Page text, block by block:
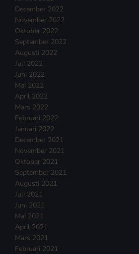
December 2022
November 2022
Oktober 2022
September 2022
Augusti 2022
Juli 2022
Juni 2022
Maj 2022
April 2022
Mars 2022
Februari 2022
Januari 2022
December 2021
November 2021
Oktober 2021
September 2021
Augusti 2021
Juli 2021
Juni 2021
Maj 2021
April 2021
Mars 2021
Februari 2021